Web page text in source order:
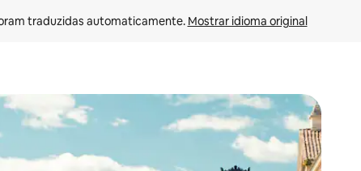
traduzidas automaticamente. Mostrar idioma original